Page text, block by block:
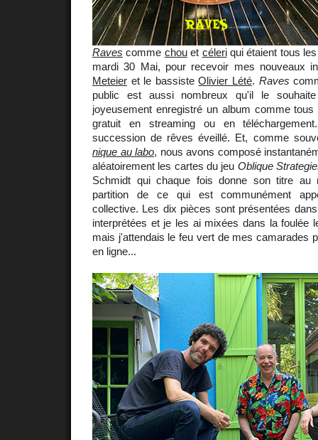
Raves comme chouet céleriqui étaient tous
mardi 30 Mai, pour recevoir mes nouveaux
Meteier et le bassisteOlivier Lété. Raves
public est aussi nombreux qu'il le
joyeusement enregistré un album comme
gratuit en streaming ou en
succession de rêves éveillé. Et, comme
nique au labo, nous avons composé
aléatoirement les cartes du jeu Oblique
Schmidt qui chaque fois donne son titre au
partition de ce qui est communément
collective. Les dix pièces sont présentées
interprétées et je les ai mixées dans la foulée
mais j'attendais le feu vert de mes camarades
en ligne...